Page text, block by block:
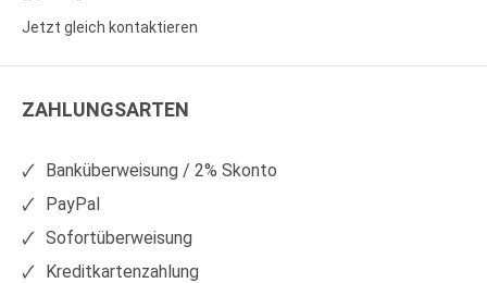
Sie
auf
Sie
auf
Jetzt gleich kontaktieren
ZAHLUNGSARTEN
Banküberweisung / 2% Skonto
PayPal
Sofortüberweisung
Kreditkartenzahlung